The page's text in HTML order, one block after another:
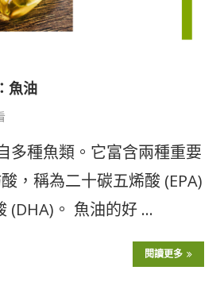
魚油
多種魚類。它富含兩種重要
，稱為二十碳五烯酸 (EPA)
(DHA)。 魚油的好 …
閱讀更多